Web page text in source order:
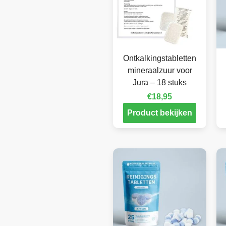
Ontkalkingstabletten
mineraalzuur voor
Jura – 18 stuks
€18,95
Product bekijken